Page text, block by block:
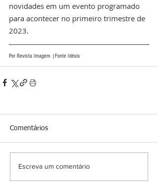
novidades em um evento programado
para acontecer no primeiro trimestre de
2023.
Por Revista Imagem |Fonte Idéxis
Comentários
Escreva um comentário